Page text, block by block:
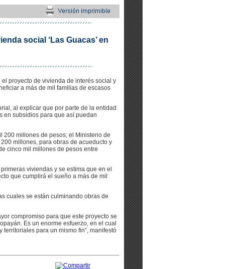
social ‘Las Guacas’ en
proyecto de vivienda de interés social y
a más de mil familias de escasos
al explicar que por parte de la entidad
en subsidios para que así puedan
200 millones de pesos; el Ministerio de
millones, para obras de acueducto y
cinco mil millones de pesos entre
viviendas y se estima que en el
que cumplirá el sueño a más de mil
cuales se están culminando obras de
compromiso para que este proyecto se
Es un enorme esfuerzo, en el cual
para un mismo fin”, manifestó